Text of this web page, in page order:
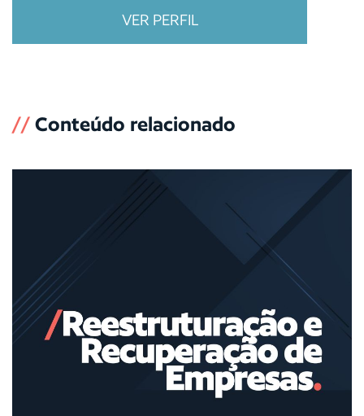
VER PERFIL
// Conteúdo relacionado